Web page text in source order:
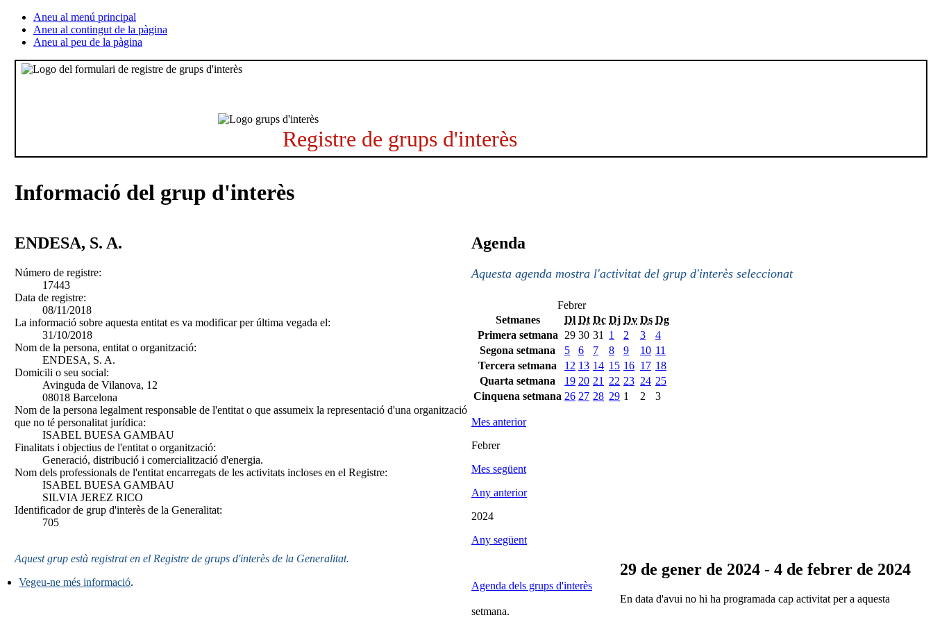
Aneu al menú principal
Aneu al contingut de la pàgina
Aneu al peu de la pàgina
Registre de grups d'interès
Informació del grup d'interès
ENDESA, S. A.
Número de registre:
17443
Data de registre:
08/11/2018
La informació sobre aquesta entitat es va modificar per última vegada el:
31/10/2018
Nom de la persona, entitat o organització:
ENDESA, S. A.
Domicili o seu social:
Avinguda de Vilanova, 12
08018 Barcelona
Nom de la persona legalment responsable de l'entitat o que assumeix la representació d'una organització
que no té personalitat jurídica:
ISABEL BUESA GAMBAU
Finalitats i objectius de l'entitat o organització:
Generació, distribució i comercialització d'energia.
Nom dels professionals de l'entitat encarregats de les activitats incloses en el Registre:
ISABEL BUESA GAMBAU
SILVIA JEREZ RICO
Identificador de grup d'interès de la Generalitat:
705
Aquest grup està registrat en el Registre de grups d'interès de la Generalitat.
Vegeu-ne més informació.
Agenda
Aquesta agenda mostra l'activitat del grup d'interès seleccionat
Febrer
Setmanes
Dl Dt Dc Dj Dv Ds Dg
Primera setmana
29 30 31 1 2 3
4
Segona setmana
5 6 7 8 9 10 11
Tercera setmana
12 13 14 15 16 17 18
Quarta setmana
19 20 21 22 23 24 25
Cinquena setmana 26 27 28 29 1 2 3
Mes anterior
Febrer
Mes següent
Any anterior
2024
Any següent
Agenda dels grups d'interès
29 de gener de 2024 - 4 de febrer de 2024
En data d'avui no hi ha programada cap activitat per a aquesta
setmana.